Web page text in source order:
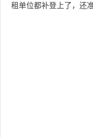
租单位都补登上了，还